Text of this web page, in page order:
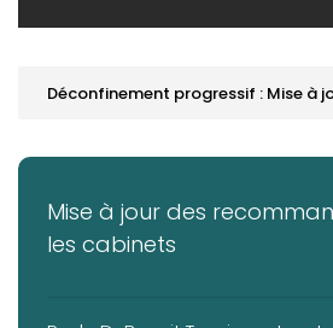
Une nouvelle venue à la vice-
Mise à jour des
les cabinets